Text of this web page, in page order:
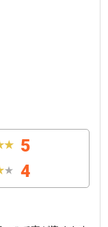
5
★ 4